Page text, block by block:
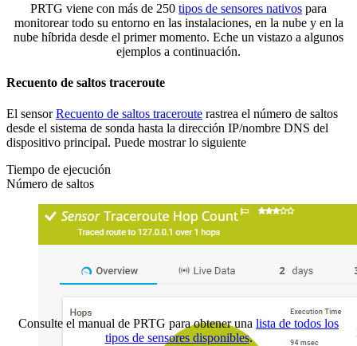
PRTG viene con más de 250 tipos de sensores nativos para
monitorear todo su entorno en las instalaciones, en la nube y en la
nube híbrida desde el primer momento. Eche un vistazo a algunos
ejemplos a continuación.
Recuento de saltos traceroute
El sensorRecuento de saltos traceroute rastrea el número de saltos
desde el sistema de sonda hasta la dirección IP/nombre DNS del
dispositivo principal. Puede mostrar lo siguiente
Tiempo de ejecución
Número de saltos
Consulte el manual de PRTG para obtener una lista de todos los
tipos de sensores disponibles.